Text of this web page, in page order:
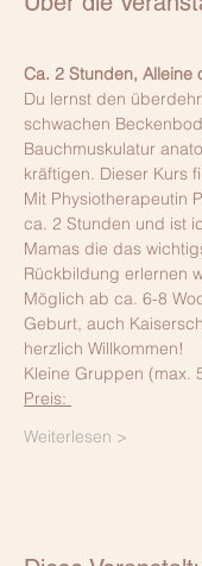
Ca. 2 Stunden, Alleine
Du lernst den
schwachen
Bauchmuskulatur
kräftigen. Dieser Kurs
Mit Physiotherapeutin
ca. 2 Stunden und ist
Mamas die das
Rückbildung erlernen
Möglich ab ca. 6-8
Geburt, auch
herzlich Willkommen!
Kleine Gruppen (max.
Preis:
Weiterlesen >